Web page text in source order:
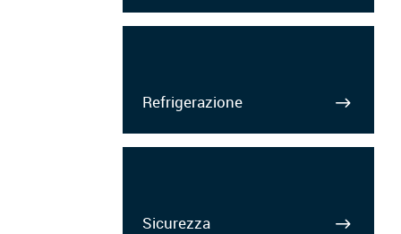
Refrigerazione
Sicurezza